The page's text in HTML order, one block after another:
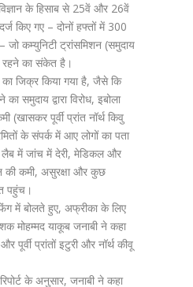
के हिसाब से 25वें और 26वें
किए गए – दोनों हफ्तों में 300
जो कम्युनिटी ट्रांसमिशन (समुदाय
का संकेत है।
का जिक्र किया गया है, जैसे कि
समुदाय द्वारा विरोध, इबोला
(खासकर पूर्वी प्रांत नॉर्थ किवु
के संपर्क में आए लोगों का पता
लैब में जांच में देरी, मेडिकल और
की कमी, असुरक्षा और कुछ
पहुंच।
में बोलते हुए, अफ्रीका के लिए
मोहम्मद याकूब जनाबी ने कहा
पूर्वी प्रांतों इटुरी और नॉर्थ कीवू
के अनुसार, जनाबी ने कहा